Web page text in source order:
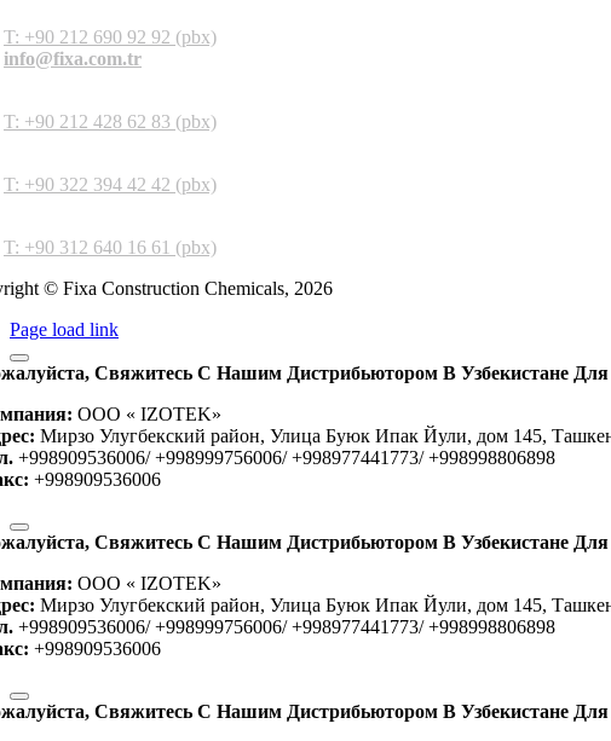
T: +90 212 690 92 92 (pbx)
info@fixa.com.tr
T: +90 212 428 62 83 (pbx)
T: +90 322 394 42 42 (pbx)
T: +90 312 640 16 61 (pbx)
© Fixa Construction Chemicals, 2026
Page load link
Свяжитесь С Нашим Дистрибьютором В Узбекистане
OOO « IZOTEK»
Мирзо Улугбекский район, Улица Буюк Ипак Йули, дом 145,
+998909536006/ +998999756006/ +998977441773/ +998998806898
+998909536006
Свяжитесь С Нашим Дистрибьютором В Узбекистане
OOO « IZOTEK»
Мирзо Улугбекский район, Улица Буюк Ипак Йули, дом 145,
+998909536006/ +998999756006/ +998977441773/ +998998806898
+998909536006
Свяжитесь С Нашим Дистрибьютором В Узбекистане